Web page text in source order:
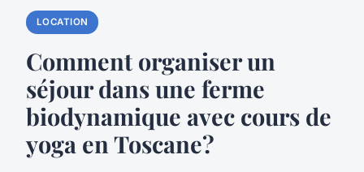
LOCATION
Comment organiser un
séjour dans une ferme
biodynamique avec cours de
yoga en Toscane?